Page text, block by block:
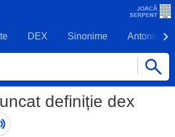
DEX Sinonime Antonime
definiție dex